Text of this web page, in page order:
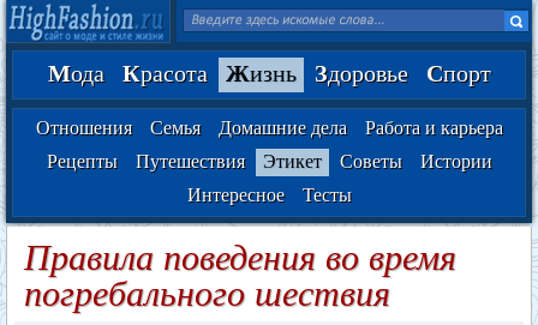
Мода Красота Жизнь Здоровье Спорт
Отношения Семья Домашние дела
Работа и карьера
Рецепты
Путешествия Этикет Советы
Истории
Интересное
Тесты
Правила поведения во время
погребального шествия